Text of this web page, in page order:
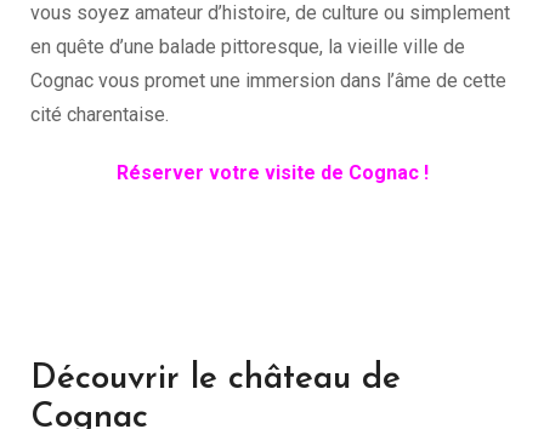
vous soyez amateur d’histoire, de culture ou simplement
en quête d’une balade pittoresque, la vieille ville de
Cognac vous promet une immersion dans l’âme de cette
cité charentaise.
Réserver votre visite de Cognac !
Découvrir le château de
Cognac